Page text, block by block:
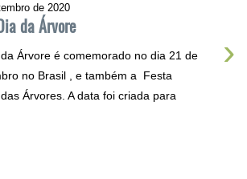
de 2020
da Árvore
›
Árvore é comemorado no dia 21 de
no Brasil , e também a Festa
Árvores. A data foi criada para